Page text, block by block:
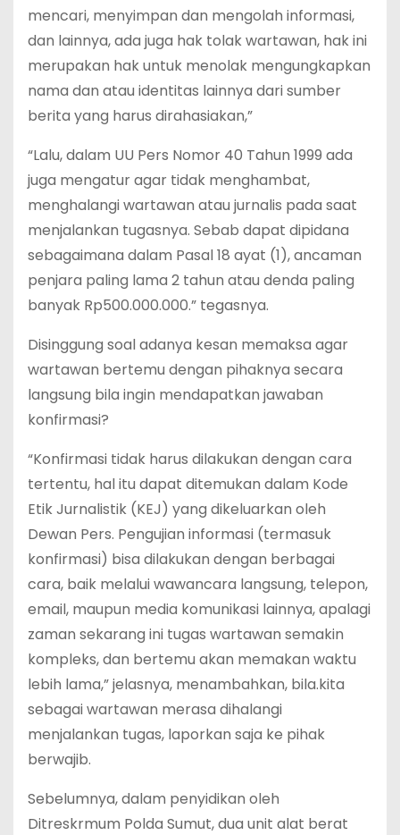
mencari, menyimpan dan mengolah informasi,
dan lainnya, ada juga hak tolak wartawan, hak ini
merupakan hak untuk menolak mengungkapkan
nama dan atau identitas lainnya dari sumber
berita yang harus dirahasiakan,”
“Lalu, dalam UU Pers Nomor 40 Tahun 1999 ada
juga mengatur agar tidak menghambat,
menghalangi wartawan atau jurnalis pada saat
menjalankan tugasnya. Sebab dapat dipidana
sebagaimana dalam Pasal 18 ayat (1), ancaman
penjara paling lama 2 tahun atau denda paling
banyak Rp500.000.000.” tegasnya.
Disinggung soal adanya kesan memaksa agar
wartawan bertemu dengan pihaknya secara
langsung bila ingin mendapatkan jawaban
konfirmasi?
“Konfirmasi tidak harus dilakukan dengan cara
tertentu, hal itu dapat ditemukan dalam Kode
Etik Jurnalistik (KEJ) yang dikeluarkan oleh
Dewan Pers. Pengujian informasi (termasuk
konfirmasi) bisa dilakukan dengan berbagai
cara, baik melalui wawancara langsung, telepon,
email, maupun media komunikasi lainnya, apalagi
zaman sekarang ini tugas wartawan semakin
kompleks, dan bertemu akan memakan waktu
lebih lama,” jelasnya, menambahkan, bila.kita
sebagai wartawan merasa dihalangi
menjalankan tugas, laporkan saja ke pihak
berwajib.
Sebelumnya, dalam penyidikan oleh
Ditreskrmum Polda Sumut, dua unit alat berat